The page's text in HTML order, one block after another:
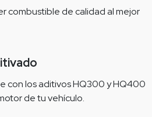
combustible de calidad al mejor
con los aditivos HQ300 y HQ400
de tu vehículo.